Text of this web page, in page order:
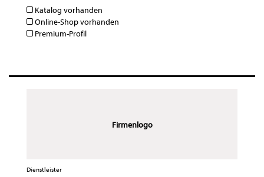
Katalog vorhanden
Online-Shop vorhanden
Premium-Profil
Firmenlogo
Dienstleister